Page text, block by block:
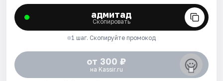
адмитад
Скопировать
1 шаг. Скопируйте промокод
от 300 ₽
на Kassir.ru